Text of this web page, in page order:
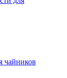
чайников